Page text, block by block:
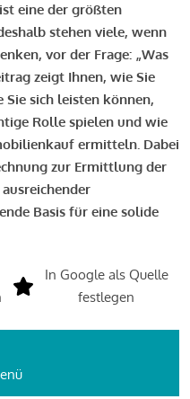
eine der größten
stehen viele, wenn
vor der Frage: „Was
zeigt Ihnen, wie Sie
sich leisten können,
Rolle spielen und wie
ermitteln. Dabei
zur Ermittlung der
Basis für eine solide
In Google als Quelle
festlegen